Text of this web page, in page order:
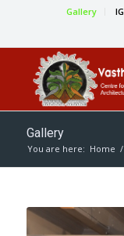
Gallery
Gallery
You are here: Home /